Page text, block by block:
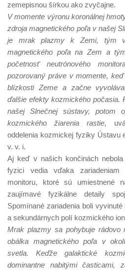
zemepisnou šírkou ako zvyčajne.
V momente výronu koronálnej
zdroja magnetického poľa v našej
je mrak plazmy k Zemi, tým
magnetického poľa na Zem a
početnosť neutrónového
pozorovaný práve v momente,
blízkosti Zeme a začne
ďalšie efekty kozmického počasia.
našej Slnečnej sústavy, potom
kozmického žiarenia rastie,
oddelenia kozmickej fyziky Ústavu
v. v. i.
Aj keď v našich končinách nebola
fyzici vedia vďaka zariadeniam
monitoru, ktoré sú umiestnené
zaujímavé fyzikálne detaily
Spomínané zariadenia boli
a sekundárnych polí kozmického
Mrak plazmy sa pohybuje
obálka magnetického poľa v
svetla. Keďže galaktické
dominantne nabitými časticami,